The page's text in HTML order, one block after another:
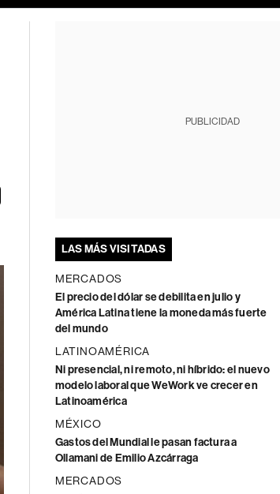
PUBLICIDAD
LAS MÁS VISITADAS
MERCADOS
El precio del dólar se debilita en julio y
América Latina tiene la moneda más fuerte
del mundo
LATINOAMÉRICA
Ni presencial, ni remoto, ni híbrido: el nuevo
modelo laboral que WeWork ve crecer en
Latinoamérica
MÉXICO
Gastos del Mundial le pasan factura a
Ollamani de Emilio Azcárraga
MERCADOS